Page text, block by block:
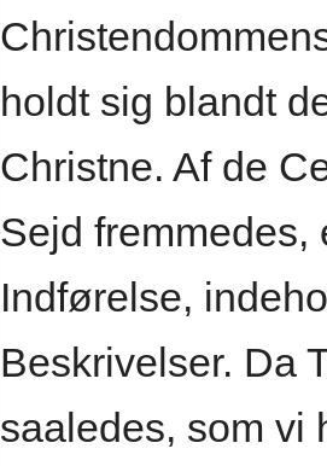
holdt sig blandt
Christne. Af de
Sejd fremmedes,
Indførelse,
Beskrivelser. Da
saaledes, som vi